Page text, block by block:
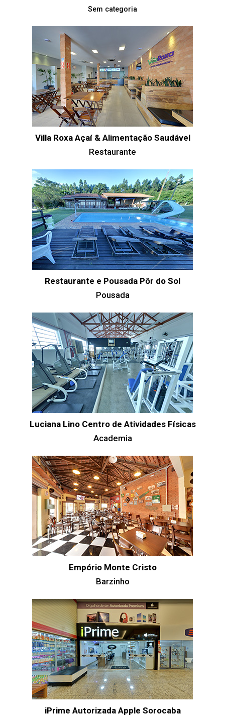
Sem categoria
Villa Roxa Açaí & Alimentação Saudável
Restaurante
Restaurante e Pousada Pôr do Sol
Pousada
Luciana Lino Centro de Atividades Físicas
Academia
Empório Monte Cristo
Barzinho
iPrime Autorizada Apple Sorocaba